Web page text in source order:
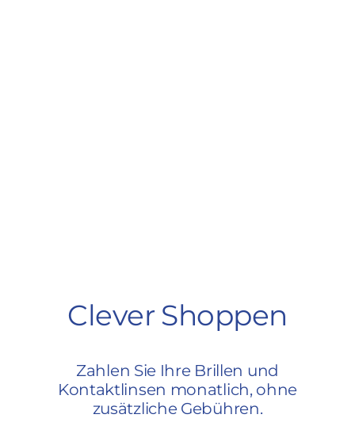
Clever Shoppen
Zahlen Sie Ihre Brillen und
Kontaktlinsen monatlich, ohne
zusätzliche Gebühren.